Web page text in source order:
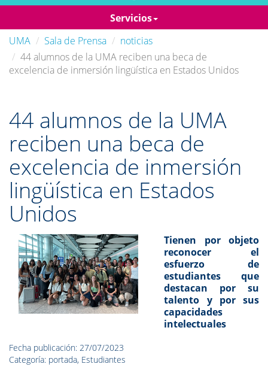
Servicios
UMA
Sala de Prensa
noticias
44 alumnos de la UMA reciben una beca de
excelencia de inmersión lingüística en Estados Unidos
44 alumnos de la UMA
reciben una beca de
excelencia de inmersión
lingüística en Estados
Unidos
Tienen por objeto
reconocer el
esfuerzo de
estudiantes que
destacan por su
talento y por sus
capacidades
intelectuales
Fecha publicación: 27/07/2023
Categoría: portada, Estudiantes